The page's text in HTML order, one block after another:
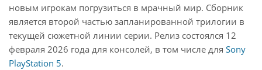
новым игрокам погрузиться в мрачный мир. Сборник
является второй частью запланированной трилогии в
текущей сюжетной линии серии. Релиз состоялся 12
февраля 2026 года для консолей, в том числе для Sony
PlayStation 5.